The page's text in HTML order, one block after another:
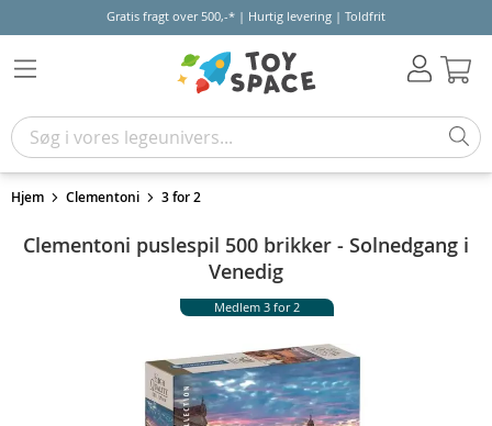
Gratis fragt over 500,-* | Hurtig levering | Toldfrit
Hjem Clementoni 3 for 2
Clementoni puslespil 500 brikker - Solnedgang i
Venedig
Medlem 3 for 2